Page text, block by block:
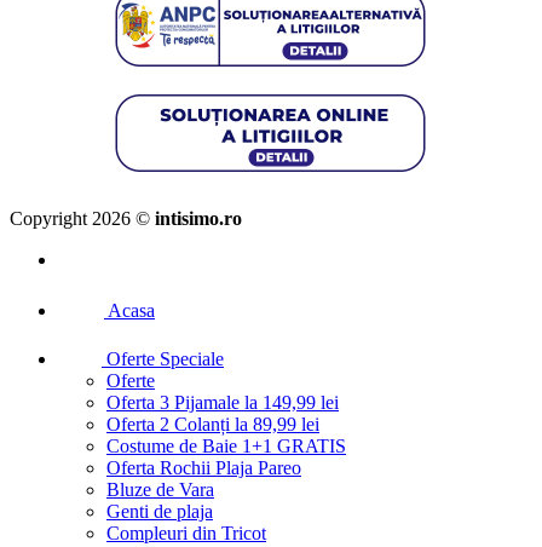
Copyright 2026 © intisimo.ro
Acasa
Oferte Speciale
Oferte
Oferta 3 Pijamale la 149,99 lei
Oferta 2 Colanți la 89,99 lei
Costume de Baie 1+1 GRATIS
Oferta Rochii Plaja Pareo
Bluze de Vara
Genti de plaja
Compleuri din Tricot